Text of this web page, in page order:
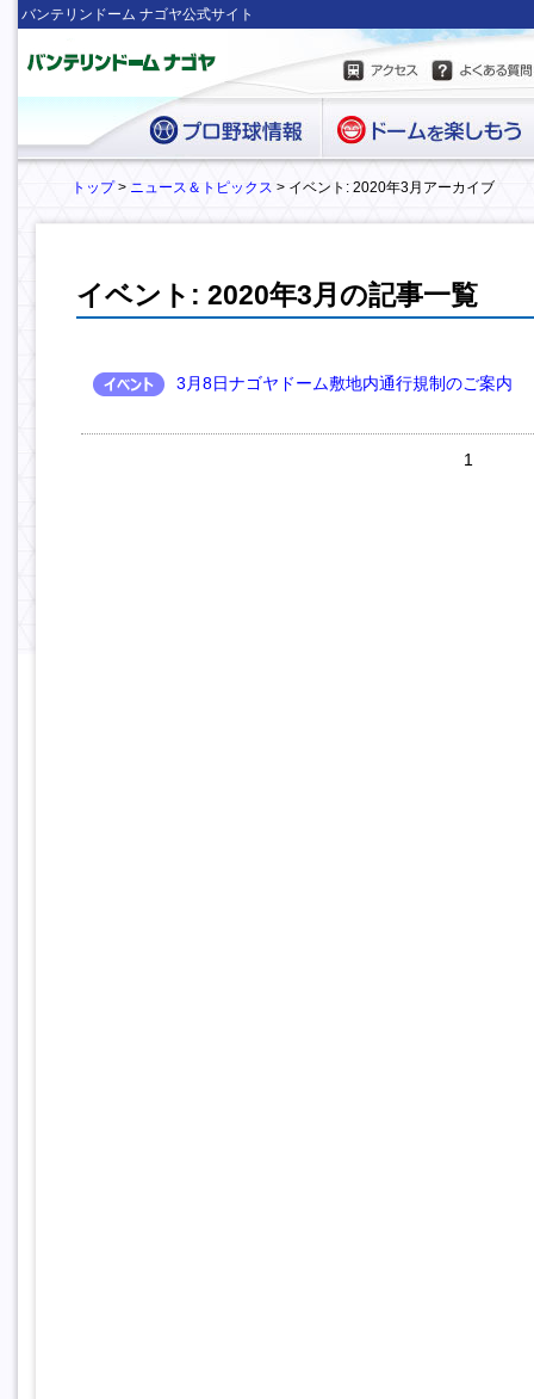
バンテリンドーム ナゴヤ公式サイト
トップ> ニュース＆トピックス > イベント: 2020年3月アーカイブ
イベント: 2020年3月の記事一覧
3月8日ナゴヤドーム敷地内通行規制のご案内
1